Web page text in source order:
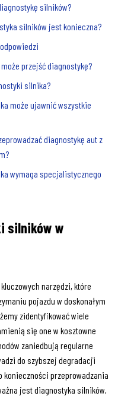
silników?
silników jest konieczna?
przejść diagnostykę?
silnika?
może ujawnić wszystkie
diagnostykę aut z
wymaga specjalistycznego
silników w
narzędzi, które
pojazdu w doskonałym
zidentyfikować wiele
się one w kosztowne
zaniedbują regularne
do szybszej degradacji
konieczności przeprowadzania
jest diagnostyka silników,